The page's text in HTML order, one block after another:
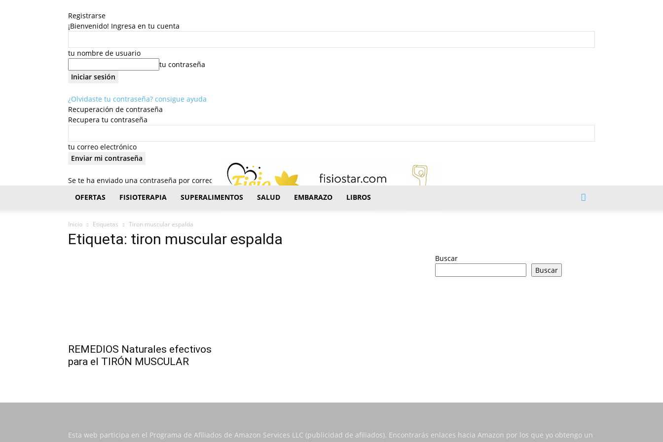
Registrarse
¡Bienvenido! Ingresa en tu cuenta
tu nombre de usuario
tu contraseña
¿Olvidaste tu contraseña? consigue ayuda
Recuperación de contraseña
Recupera tu contraseña
tu correo electrónico
Se te ha enviado una contraseña por correo electrónico.
OFERTAS FISIOTERAPIA SUPERALIMENTOS SALUD EMBARAZO LIBROS
Inicio Etiquetas Tiron muscular espalda
Etiqueta: tiron muscular espalda
REMEDIOS Naturales efectivos
para el TIRÓN MUSCULAR
Buscar
Buscar
Esta web participa en el Programa de Afiliados de Amazon Services LLC (publicidad de afiliados). Encontrarás enlaces hacia Amazon por los que yo obtengo un